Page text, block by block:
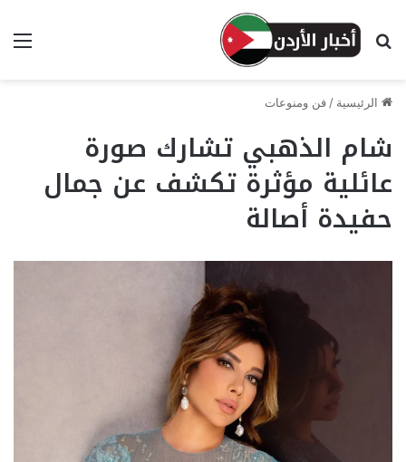
بحث عن
الرئيسية / فن ومنوعات
شام الذهبي تشارك صورة
عائلية مؤثرة تكشف عن جمال
حفيدة أصالة